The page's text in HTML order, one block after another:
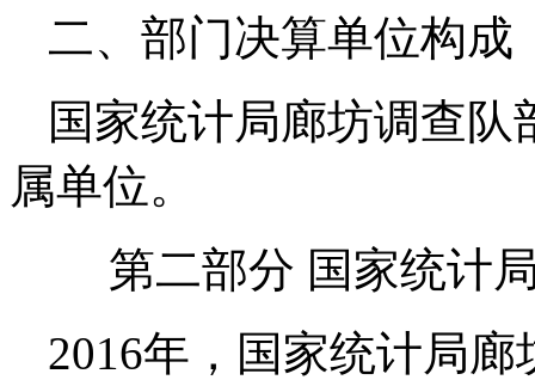
二、部门决算单位构成
国家统计局廊坊调查
属单位。
第二部分 国家统计
2016年，国家统计局